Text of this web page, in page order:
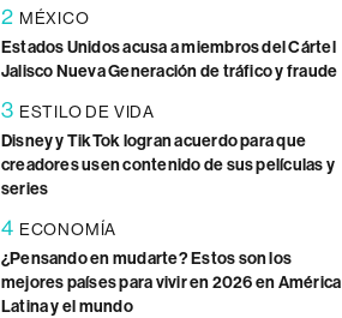
2 MÉXICO
Estados Unidos acusa a miembros del Cártel
Jalisco Nueva Generación de tráfico y fraude
3 ESTILO DE VIDA
Disney y TikTok logran acuerdo para que
creadores usen contenido de sus películas y
series
4 ECONOMÍA
¿Pensando en mudarte? Estos son los
mejores países para vivir en 2026 en América
Latina y el mundo